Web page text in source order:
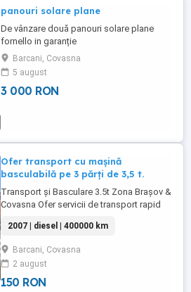
panouri solare plane
De vânzare două panouri solare plane
fornello in garanție
Barcani, Covasna
5 august
3 000 RON
Ofer transport cu mașină
basculabilă pe 3 părți de 3,5 t.
Transport și Basculare 3.5t Zona Brașov &
Covasna Ofer servicii de transport rapid
ideală pentru spații înguste și curți cu
pavaj unde camioanele mari nu pot intra!
Evacuez: Moloz și deșeuri din demolări
amenajări curățenie curți. Colaborez cu
echipe de ...
2007 | diesel | 400000 km
Barcani, Covasna
2 august
150 RON